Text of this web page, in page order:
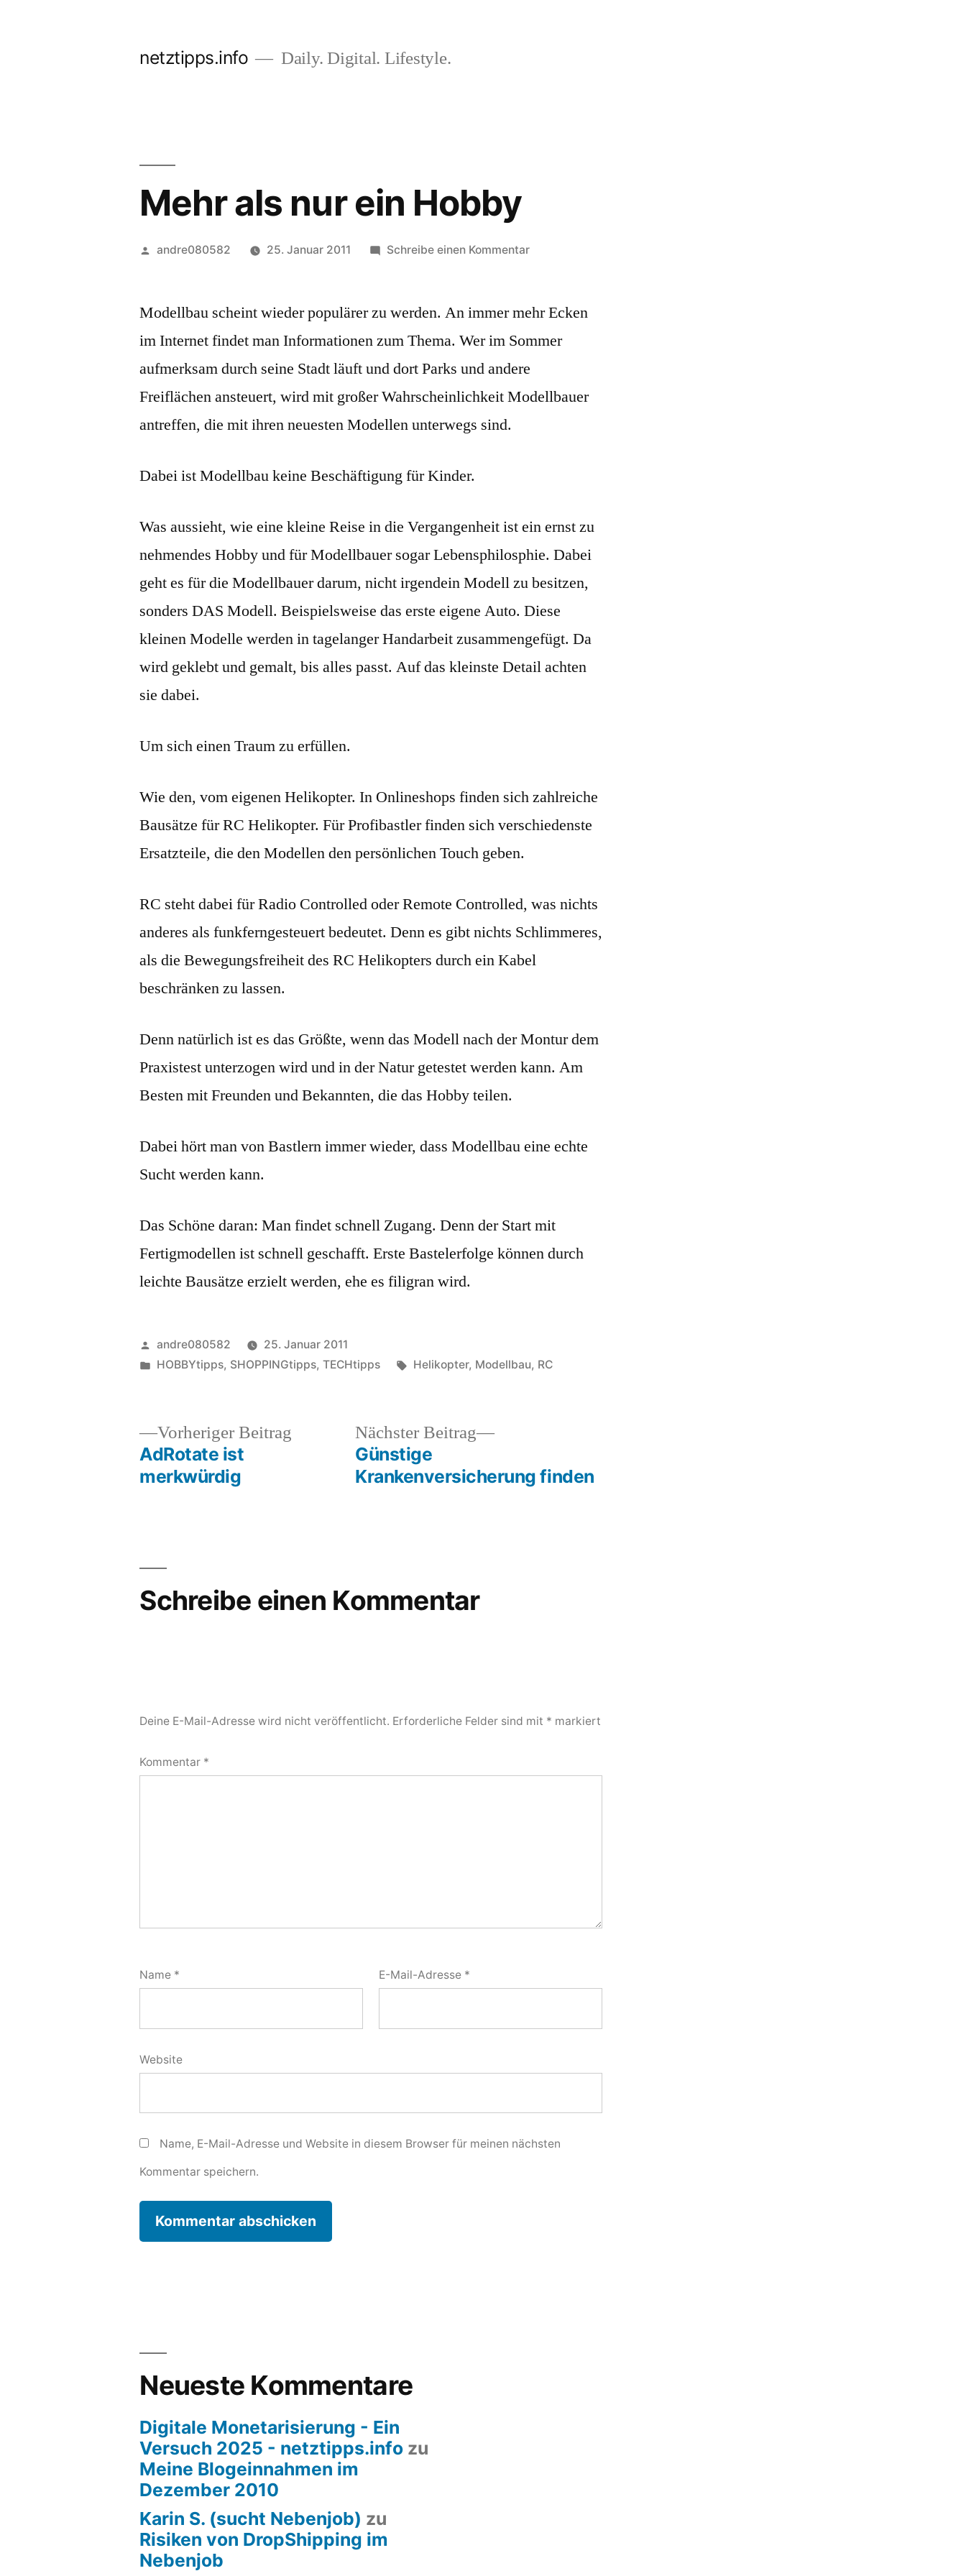
netztipps.info Daily. Digital. Lifestyle.
Mehr als nur ein Hobby
Veröffentlicht
andre080582 25. Januar 2011 Schreibe einen Kommentarzu
nur
Hobby
Modellbau scheint wieder populärer zu werden. An immer mehr Ecken
im Internet findet man Informationen zum Thema. Wer im Sommer
aufmerksam durch seine Stadt läuft und dort Parks und andere
Freiflächen ansteuert, wird mit großer Wahrscheinlichkeit Modellbauer
antreffen, die mit ihren neuesten Modellen unterwegs sind.
Dabei ist Modellbau keine Beschäftigung für Kinder.
Was aussieht, wie eine kleine Reise in die Vergangenheit ist ein ernst zu
nehmendes Hobby und für Modellbauer sogar Lebensphilosphie. Dabei
geht es für die Modellbauer darum, nicht irgendein Modell zu besitzen,
sonders DAS Modell. Beispielsweise das erste eigene Auto. Diese
kleinen Modelle werden in tagelanger Handarbeit zusammengefügt. Da
wird geklebt und gemalt, bis alles passt. Auf das kleinste Detail achten
sie dabei.
Um sich einen Traum zu erfüllen.
Wie den, vom eigenen Helikopter. In Onlineshops finden sich zahlreiche
Bausätze für RC Helikopter. Für Profibastler finden sich verschiedenste
Ersatzteile, die den Modellen den persönlichen Touch geben.
RC steht dabei für Radio Controlled oder Remote Controlled, was nichts
anderes als funkferngesteuert bedeutet. Denn es gibt nichts Schlimmeres,
als die Bewegungsfreiheit des RC Helikopters durch ein Kabel
beschränken zu lassen.
Denn natürlich ist es das Größte, wenn das Modell nach der Montur dem
Praxistest unterzogen wird und in der Natur getestet werden kann. Am
Besten mit Freunden und Bekannten, die das Hobby teilen.
Dabei hört man von Bastlern immer wieder, dass Modellbau eine echte
Sucht werden kann.
Das Schöne daran: Man findet schnell Zugang. Denn der Start mit
Fertigmodellen ist schnell geschafft. Erste Bastelerfolge können durch
leichte Bausätze erzielt werden, ehe es filigran wird.
Veröffentlicht
von
andre080582
25. Januar 2011
Veröffentlicht
HOBBYtipps, SHOPPINGtipps,TECHtipps Schlagwörter:
Helikopter, Modellbau, RC
Beitragsnavigation
Vorheriger Beitrag Vorheriger
AdRotate ist
merkwürdig
Nächster Beitrag
Nächster
Günstige
Krankenversicherung finden
Schreibe einen Kommentar
Deine E-Mail-Adresse wird nicht veröffentlicht. Erforderliche Felder sind mit * markiert
Kommentar *
Name * E-Mail-Adresse *
Website
Name, E-Mail-Adresse und Website in diesem Browser für meinen nächsten
Kommentar speichern.
Neueste Kommentare
Digitale Monetarisierung - Ein
Versuch 2025 - netztipps.info zu
Meine Blogeinnahmen im
Dezember 2010
Karin S. (sucht Nebenjob) zu
Risiken von DropShipping im
Nebenjob